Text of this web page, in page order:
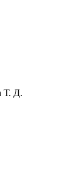
Т. Д.